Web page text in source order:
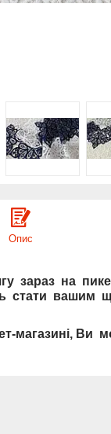
Опис
зараз на
стати вашим
магазині, Ви